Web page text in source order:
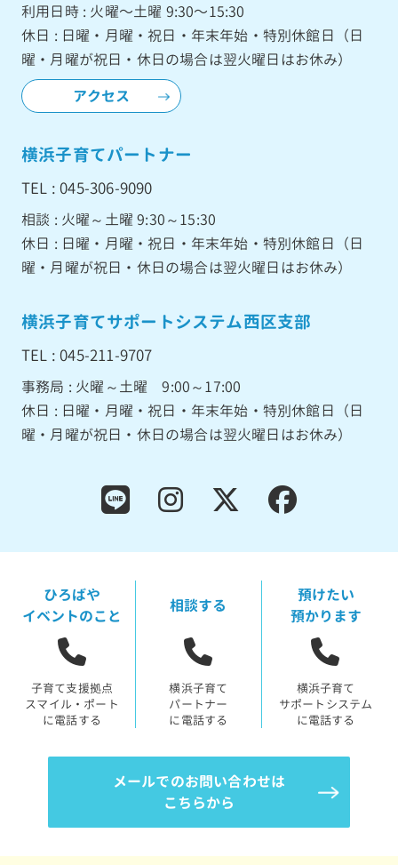
利用日時 : 火曜〜土曜 9:30〜15:30
休日 : 日曜・月曜・祝日・年末年始・特別休館日（日
曜・月曜が祝日・休日の場合は翌火曜日はお休み）
アクセス
横浜子育てパートナー
TEL : 045-306-9090
相談 : 火曜～土曜 9:30～15:30
休日 : 日曜・月曜・祝日・年末年始・特別休館日（日
曜・月曜が祝日・休日の場合は翌火曜日はお休み）
横浜子育てサポートシステム西区支部
TEL : 045-211-9707
事務局 : 火曜～土曜 9:00～17:00
休日 : 日曜・月曜・祝日・年末年始・特別休館日（日
曜・月曜が祝日・休日の場合は翌火曜日はお休み）
ひろばや
イベントのこと
子育て支援拠点
スマイル・ポート
に電話する
相談する
横浜子育て
パートナー
に電話する
預けたい
預かります
横浜子育て
サポートシステム
に電話する
メールでのお問い合わせは
こちらから